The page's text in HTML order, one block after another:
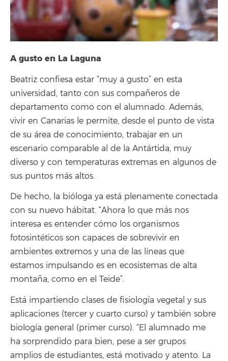
A gusto en La Laguna
Beatriz confiesa estar “muy a gusto” en esta
universidad, tanto con sus compañeros de
departamento como con el alumnado. Además,
vivir en Canarias le permite, desde el punto de vista
de su área de conocimiento, trabajar en un
escenario comparable al de la Antártida, muy
diverso y con temperaturas extremas en algunos de
sus puntos más altos.
De hecho, la bióloga ya está plenamente conectada
con su nuevo hábitat. “Ahora lo que más nos
interesa es entender cómo los organismos
fotosintéticos son capaces de sobrevivir en
ambientes extremos y una de las líneas que
estamos impulsando es en ecosistemas de alta
montaña, como en el Teide”.
Está impartiendo clases de fisiología vegetal y sus
aplicaciones (tercer y cuarto curso) y también sobre
biología general (primer curso). “El alumnado me
ha sorprendido para bien, pese a ser grupos
amplios de estudiantes, está motivado y atento. La